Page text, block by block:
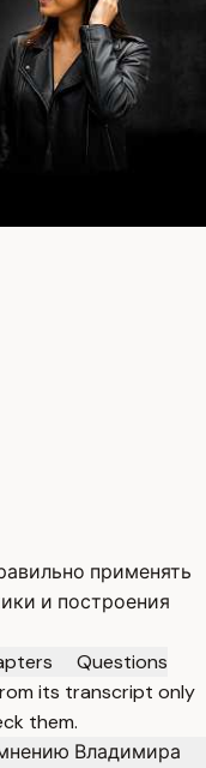
применять
и построения
Questions
its transcript only
them.
Владимира